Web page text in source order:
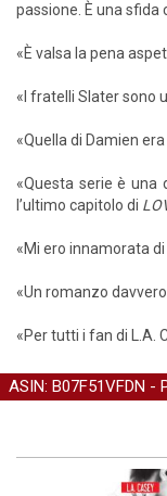
passione. È una sfida
«È valsa la pena
«I fratelli Slater sono
«Quella di Damien
«Questa serie è una
l’ultimo capitolo di
«Mi ero innamorata
«Un romanzo
«Per tutti i fan di L.A.
ASIN: B07F51VFDN -